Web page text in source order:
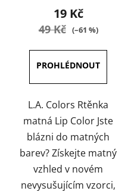
produktu
5
hvězdiček.
19 Kč
49 Kč (–61 %)
L.A. Colors Rtěnka
matná Lip Color Jste
blázni do matných
barev? Získejte matný
vzhled v novém
nevysušujícím vzorci,